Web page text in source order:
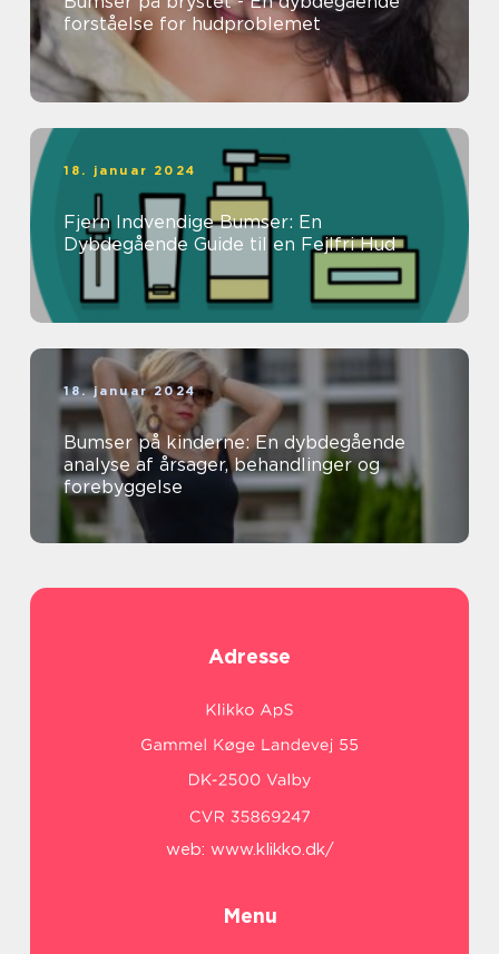
forståelse for hudproblemet
18. januar 2024
Fjern Indvendige Bumser: En
Dybdegående Guide til en Fejlfri Hud
18. januar 2024
Bumser på kinderne: En dybdegående
analyse af årsager, behandlinger og
forebyggelse
Adresse
web: www.klikko.dk/
Menu